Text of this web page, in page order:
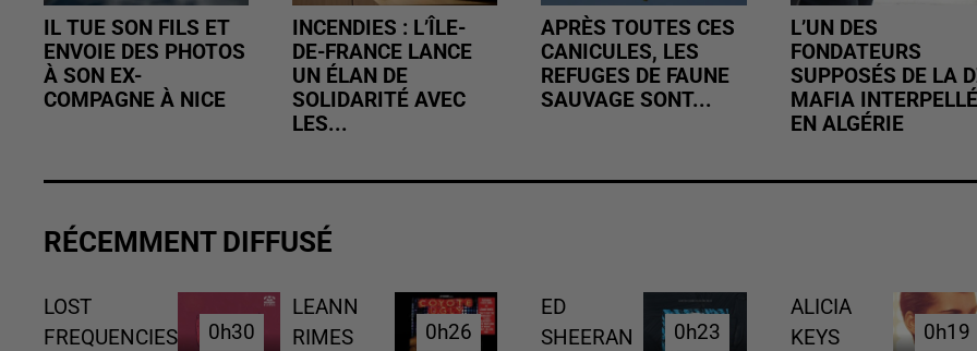
IL TUE SON FILS ET
ENVOIE DES PHOTOS
À SON EX-
COMPAGNE À NICE
INCENDIES : L’ÎLE-
DE-FRANCE LANCE
UN ÉLAN DE
SOLIDARITÉ AVEC
LES...
APRÈS TOUTES CES
CANICULES, LES
REFUGES DE FAUNE
SAUVAGE SONT...
L’UN DES
FONDATEURS
SUPPOSÉS DE LA
MAFIA INTERPELLÉ
EN ALGÉRIE
RÉCEMMENT DIFFUSÉ
LOST
FREQUENCIES
0h30
0h30
LEANN
RIMES
0h26
0h26
ED
SHEERAN
0h23
0h23
ALICIA
KEYS
0h19
0h19